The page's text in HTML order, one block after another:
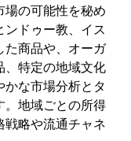
場の可能性を秘め
ドゥー教、イス
た商品や、オーガ
、特定の地域文化
な市場分析とタ
。地域ごとの所得
略や流通チャネ